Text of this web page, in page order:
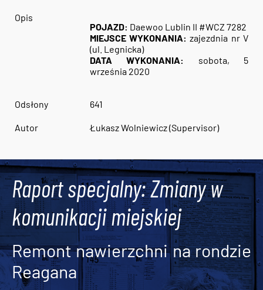
Opis
POJAZD: Daewoo Lublin II #WCZ 7282
MIEJSCE WYKONANIA: zajezdnia nr V
(ul. Legnicka)
DATA WYKONANIA:
sobota, 5
września 2020
Odsłony 641
Autor Łukasz Wolniewicz (Supervisor)
Raport specjalny: Zmiany w
komunikacji miejskiej
Remont nawierzchni na rondzie
Reagana